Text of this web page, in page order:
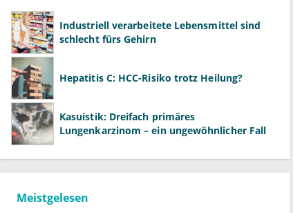
Industriell verarbeitete Lebensmittel sind
schlecht fürs Gehirn
Hepatitis C: HCC-Risiko trotz Heilung?
Kasuistik: Dreifach primäres
Lungenkarzinom – ein ungewöhnlicher Fall
Meistgelesen